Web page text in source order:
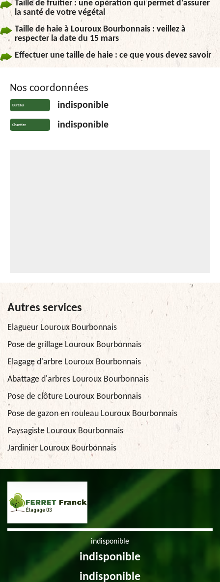
Taille de fruitier : une opération qui permet d’assurer
la santé de votre végétal
Taille de haie à Louroux Bourbonnais : veillez à
respecter la date du 15 mars
Effectuer une taille de haie : ce que vous devez savoir
Nos coordonnées
Bureau indisponible
Chantier indisponible
Autres services
Elagueur Louroux Bourbonnais
Pose de grillage Louroux Bourbonnais
Elagage d'arbre Louroux Bourbonnais
Abattage d'arbres Louroux Bourbonnais
Pose de clôture Louroux Bourbonnais
Pose de gazon en rouleau Louroux Bourbonnais
Paysagiste Louroux Bourbonnais
Jardinier Louroux Bourbonnais
indisponible
indisponible
indisponible